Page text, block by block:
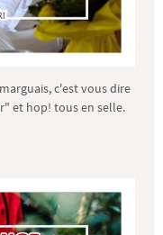
c'est vous dire
et hop! tous en selle.